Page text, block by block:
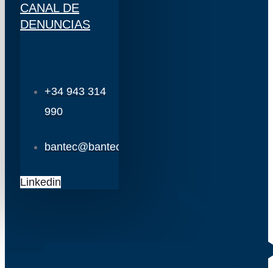
CANAL DE
DENUNCIAS
+34 943 314
990
bantec@bantec.es
Linkedin